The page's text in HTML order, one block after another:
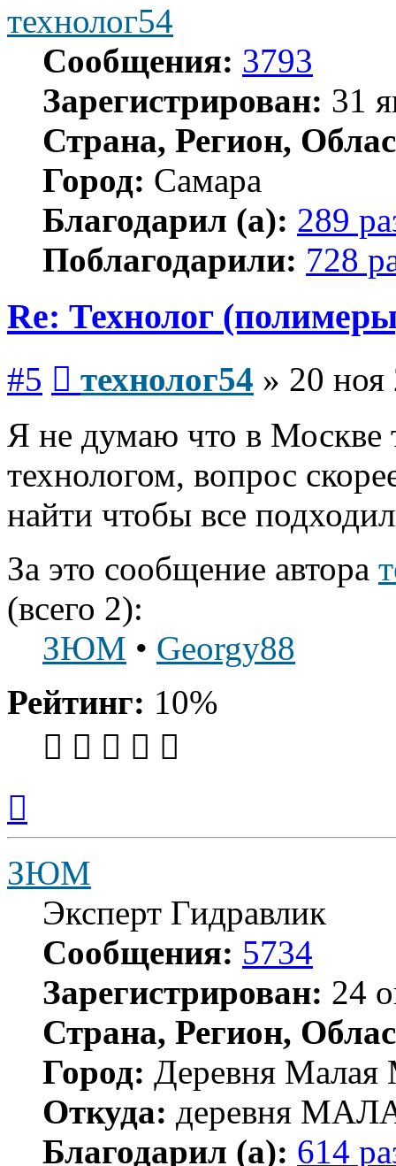
технолог54
Сообщения: 3793
Зарегистрирован: 31
Страна, Регион,
Город: Самара
Благодарил (а): 289
Поблагодарили: 728
Re: Технолог
#5 технолог54 » 20 ноя
Я не думаю что в Москве
технологом, вопрос
найти чтобы все
За это сообщение автора
(всего 2):
ЗЮМ • Georgy88
Рейтинг: 10%
началу
ЗЮМ
Эксперт Гидравлик
Сообщения: 5734
Зарегистрирован: 24
Страна, Регион,
Город: Деревня Малая
Откуда: деревня
Благодарил (а): 614